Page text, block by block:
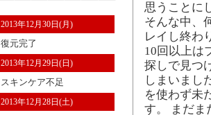
2013年12月30日(月)
復元完了
2013年12月29日(日)
スキンケア不足
2013年12月28日(土)
思うことに
そんな中、
レイし終わ
10回以上は
探しで見つ
しまいまし
を使わず未
す。 まだま